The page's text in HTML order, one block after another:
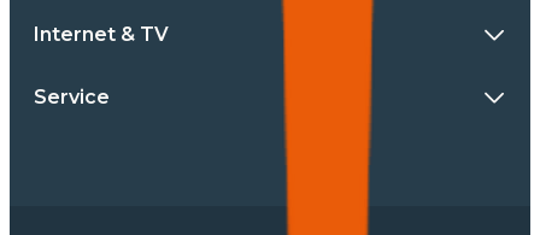
Internet & TV
Service